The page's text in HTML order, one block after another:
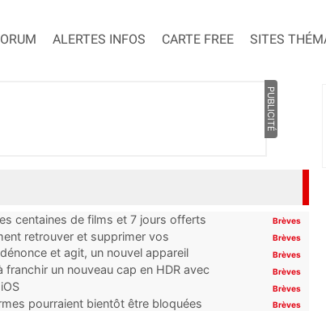
ALERTES INFOS CARTE FREE SITES
PUBLICITÉ
centaines de films et 7 jours offerts Brèves
retrouver et supprimer vos
Brèves
et agit, un nouvel appareil
Brèves
un nouveau cap en HDR avec
Brèves
Brèves
pourraient bientôt être bloquées
Brèves